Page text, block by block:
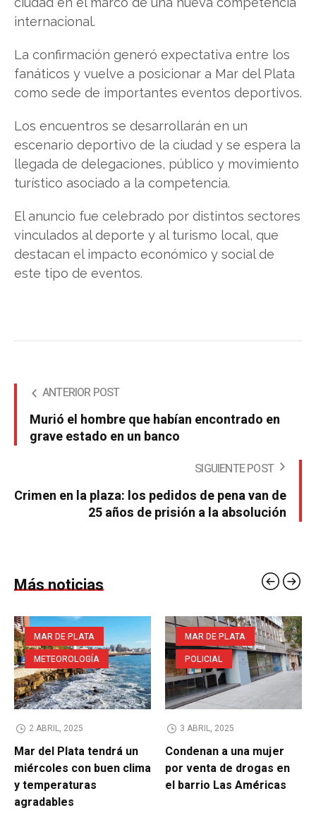
internacional.
La confirmación generó expectativa entre los
fanáticos y vuelve a posicionar a Mar del Plata
como sede de importantes eventos deportivos.
Los encuentros se desarrollarán en un
escenario deportivo de la ciudad y se espera la
llegada de delegaciones, público y movimiento
turístico asociado a la competencia.
El anuncio fue celebrado por distintos sectores
vinculados al deporte y al turismo local, que
destacan el impacto económico y social de
este tipo de eventos.
ANTERIOR POST
Murió el hombre que habían encontrado en
grave estado en un banco
SIGUIENTE POST
Crimen en la plaza: los pedidos de pena van de
25 años de prisión a la absolución
Más noticias
MAR DE PLATA
METEOROLOGÍA
2 ABRIL, 2025
Mar del Plata tendrá un
miércoles con buen clima
y temperaturas
agradables
MAR DE PLATA
POLICIAL
3 ABRIL, 2025
Condenan a una mujer
por venta de drogas en
el barrio Las Américas